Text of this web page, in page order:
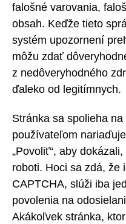
falošné varovania,
obsah. Keďže tieto
systém upozornení
môžu zdať
z nedôveryhodného
ďaleko od legitímnych.
Stránka sa spolieha
používateľom
„Povoliť“, aby
roboti. Hoci sa zdá, že
CAPTCHA, slúži iba
povolenia na
Akákoľvek stránka,